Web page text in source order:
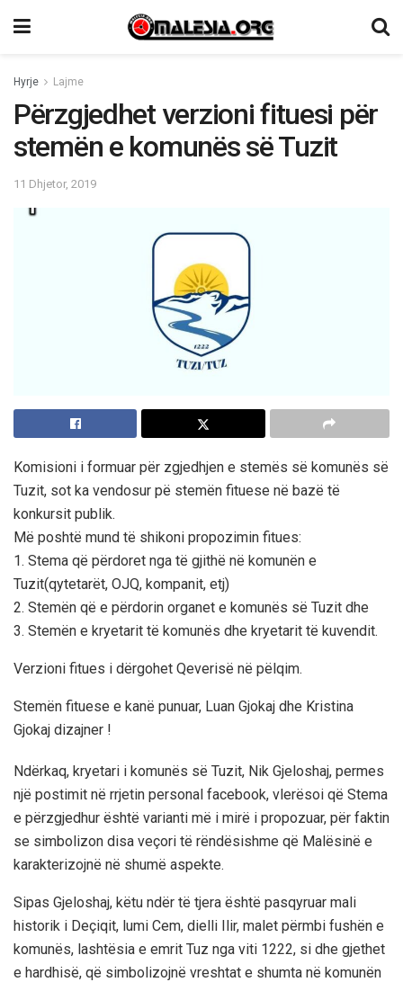
Hyrje Lajme
Përzgjedhet verzioni fituesi për
stemën e komunës së Tuzit
11 Dhjetor, 2019
Komisioni i formuar për zgjedhjen e stemës së komunës së
Tuzit, sot ka vendosur pë stemën fituese në bazë të
konkursit publik.
Më poshtë mund të shikoni propozimin fitues:
1. Stema që përdoret nga të gjithë në komunën e
Tuzit(qytetarët, OJQ, kompanit, etj)
2. Stemën që e përdorin organet e komunës së Tuzit dhe
3. Stemën e kryetarit të komunës dhe kryetarit të kuvendit.
Verzioni fitues i dërgohet Qeverisë në pëlqim.
Stemën fituese e kanë punuar, Luan Gjokaj dhe Kristina
Gjokaj dizajner !
Ndërkaq, kryetari i komunës së Tuzit, Nik Gjeloshaj, permes
një postimit në rrjetin personal facebook, vlerësoi që Stema
e përzgjedhur është varianti më i mirë i propozuar, për faktin
se simbolizon disa veçori të rëndësishme që Malësinë e
karakterizojnë në shumë aspekte.
Sipas Gjeloshaj, këtu ndër të tjera është pasqyruar mali
historik i Deçiqit, lumi Cem, dielli Ilir, malet përmbi fushën e
komunës, lashtësia e emrit Tuz nga viti 1222, si dhe gjethet
e hardhisë, që simbolizojnë vreshtat e shumta në komunën